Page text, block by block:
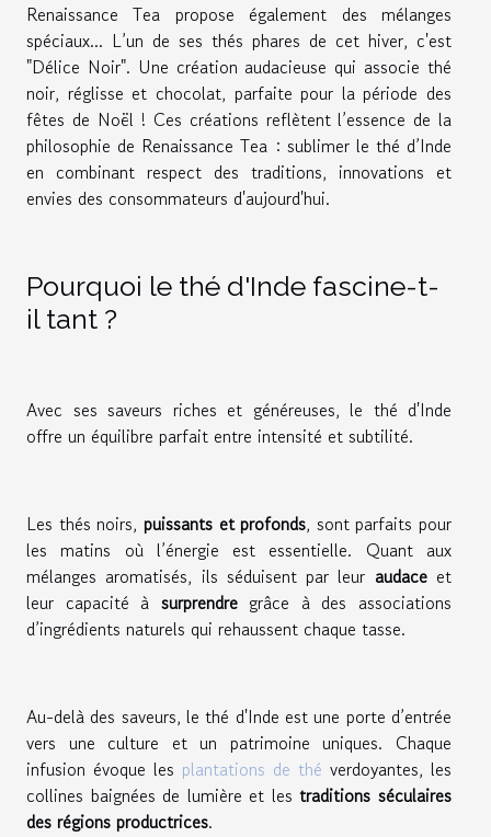
Renaissance Tea propose également des mélanges
spéciaux... L’un de ses thés phares de cet hiver, c'est
"Délice Noir". Une création audacieuse qui associe thé
noir, réglisse et chocolat, parfaite pour la période des
fêtes de Noël ! Ces créations reflètent l’essence de la
philosophie de Renaissance Tea : sublimer le thé d’Inde
en combinant respect des traditions, innovations et
envies des consommateurs d'aujourd'hui.
Pourquoi le thé d'Inde fascine-t-
il tant ?
Avec ses saveurs riches et généreuses, le thé d'Inde
offre un équilibre parfait entre intensité et subtilité.
Les thés noirs, puissants et profonds, sont parfaits pour
les matins où l’énergie est essentielle. Quant aux
mélanges aromatisés, ils séduisent par leur audaceet
leur capacité à surprendregrâce à des associations
d’ingrédients naturels qui rehaussent chaque tasse.
Au-delà des saveurs, le thé d'Inde est une porte d’entrée
vers une culture et un patrimoine uniques. Chaque
infusion évoque les plantations de thé verdoyantes, les
collines baignées de lumière et lestraditions séculaires
des régions productrices.